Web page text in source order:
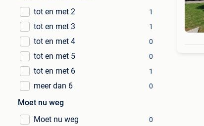
tot en met 2
1
tot en met 3 1
tot en met 4 0
tot en met 5 0
tot en met 6 1
meer dan 6 0
Moet nu weg
Moet nu weg
0